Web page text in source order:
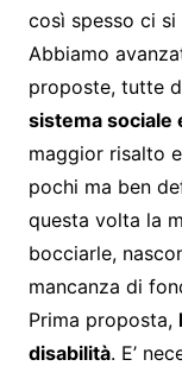
così spesso ci
Abbiamo
proposte, tutte
sistema sociale
maggior risalto
pochi ma ben
questa volta la
bocciarle,
mancanza di
Prima proposta,
disabilità. E’